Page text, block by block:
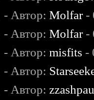
- Автор:Molfar-
- Автор:Molfar-
- Автор:misfits -
- Автор:
- Автор: